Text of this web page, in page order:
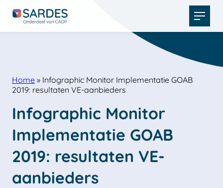
Open
menu
Home » Infographic Monitor Implementatie GOAB
2019: resultaten VE-aanbieders
Infographic Monitor
Implementatie GOAB
2019: resultaten VE-
aanbieders